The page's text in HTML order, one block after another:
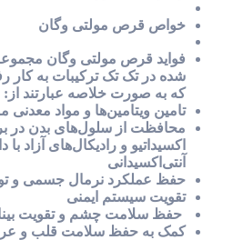
خواص قرص مولتی وگان
فواید قرص مولتی وگان
شده در تک تک ترکیبات به کار
که به صورت خلاصه عبارتند از:
تامین ویتامین‌ها و مواد معدنی
محافظت از سلول‌های بدن در
اکسیداتیو و رادیکال‌های آزاد
آنتی‌اکسیدانی
حفظ عملکرد نرمال جسمی و
تقویت سیستم ایمنی
حفظ سلامت چشم و تقویت
کمک به حفظ سلامت قلب و